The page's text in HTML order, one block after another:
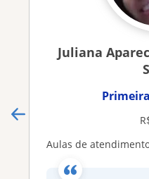
Juliana
aulas de atendimento para a